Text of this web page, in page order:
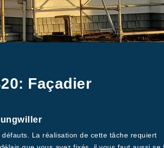
Façadier
La réalisation de cette tâche requiert